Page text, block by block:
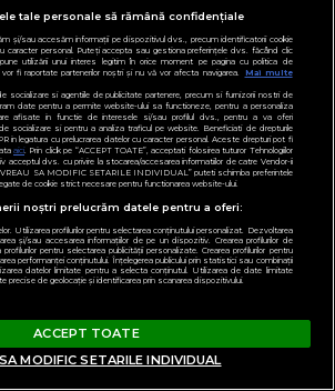
SEF
tale personale să rămână confidențiale
și/sau accesăm informații pe dispozitivul dvs., precum identificatorii cookie
caracter personal. Puteți accepta sau gestiona preferințele dvs. făcând clic
utilizării unui interes legitim în orice moment pe pagina cu politica de
fi raportate partenerilor noștri și nu vă vor afecta navigarea.
Mai multe
socializare si agentiile de publicitate partenere, precum si furnizorii nostri de
date pentru a permite website-ului sa functioneze, pentru a personaliza
afisate in functie de interesele si/sau profilul dvs., pentru a va oferi
socializare si pentru a analiza traficul pe website. Beneficiati de drepturile
in legatura cu prelucrarea datelor cu caracter personal. Aceste drepturi pot fi
aici. Prin click pe “ACCEPT TOATE”, acceptati folosirea tuturor Tehnologiilor
acceptul dvs. cu privire la stocarea/accesarea informatiilor de catre Vendor-ii
“VREAU SA MODIFIC SETARILE INDIVIDUAL” puteti schimba preferintele
de cookie strict necesare pentru functionarea website-ului.
noștri prelucrăm datele pentru a oferi:
Utilizarea profilurilor pentru selectarea conținutului personalizat. Dezvoltarea
și/sau accesarea informațiilor de pe un dispozitiv. Crearea profilurilor de
pentru selectarea publicității personalizate. Crearea profilurilor pentru
performanței conținutului. Înțelegerea publicului prin statistici sau combinații
datelor limitate pentru a selecta conținutul. Utilizarea de date limitate
precise de geolocație și identificarea prin scanarea dispozitivului.
ACCEPT TOATE
MODIFIC SETARILE INDIVIDUAL